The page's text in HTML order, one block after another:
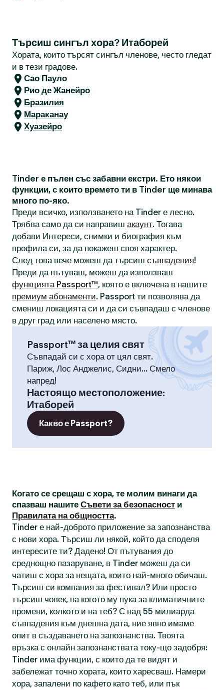
Търсиш сингъл хора? Итаборей
Хората, които търсят сингъл членове, често гледат
и в тези градове.
Сао Пауло
Рио де Жанейро
Бразилия
Мараканау
Хуазейро
Tinder е пълен със забавни екстри. Ето някои
функции, с които времето ти в Tinder ще минава
много по-яко.
Преди всичко, използването на Tinder е лесно.
Трябва само да си направиш акаунт. Тогава
добави Интереси, снимки и биография към
профила си, за да покажеш своя характер.
След това вече можеш да търсиш съвпадения!
Преди да пътуваш, можеш да използваш
функцията Passport™, която е включена в нашите
премиум абонаменти. Passport ти позволява да
смениш локацията си и да си съвпадаш с членове
в друг град или населено място.
Passport™ за целия свят
Съвпадай си с хора от цял свят.
Париж, Лос Анджелис, Сидни... Смело
напред!
Настоящо местоположение:
Итаборей
Какво е Passport?
Когато се срещаш с хора, те молим винаги да
спазваш нашите Съвети за безопасност и
Правилата на общността.
Tinder е най-доброто приложение за запознанства
с нови хора. Търсиш ли някой, който да споделя
интересите ти? Дадено! От пътувания до
среднощно пазаруване, в Tinder можеш да си
чатиш с хора за нещата, които най-много обичаш.
Търсиш си компания за фестивал? Или просто
търсиш човек, на когото му пука за климатичните
промени, колкото и на теб? С над 55 милиарда
съвпадения към днешна дата, ние явно имаме
опит в създаването на запознанства. Твоята
връзка с онлайн запознанствата току-що задобря:
Tinder има функции, с които да те видят и
забележат точно хората, които харесваш. Намери
хора, запалени по кафето като теб, или пък